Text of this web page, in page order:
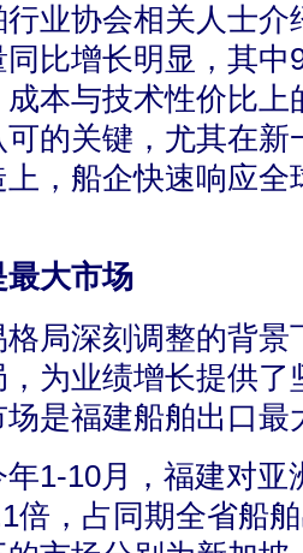
协会相关人士介
比增长明显，其中
本与技术性价比上
的关键，尤其在新
，船企快速响应
大市场
深刻调整的背景
为业绩增长提供
是福建船舶出口最
10月，福建对亚
倍，占同期全省船